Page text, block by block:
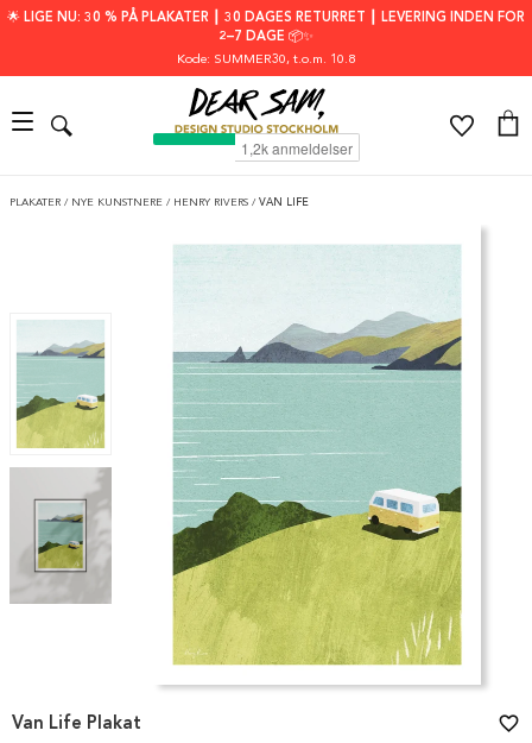
🌟 LIGE NU: 30 % PÅ PLAKATER ┃ 30 DAGES RETURRET ┃ LEVERING INDEN FOR
2–7 DAGE 📦✨
Kode: SUMMER30, t.o.m. 10.8
PLAKATER / NYE KUNSTNERE / HENRY RIVERS / VAN LIFE
1
Van Life Plakat favorite_border